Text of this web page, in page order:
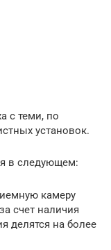
с теми, по
установок.
в следующем:
камеру
счет наличия
делятся на более